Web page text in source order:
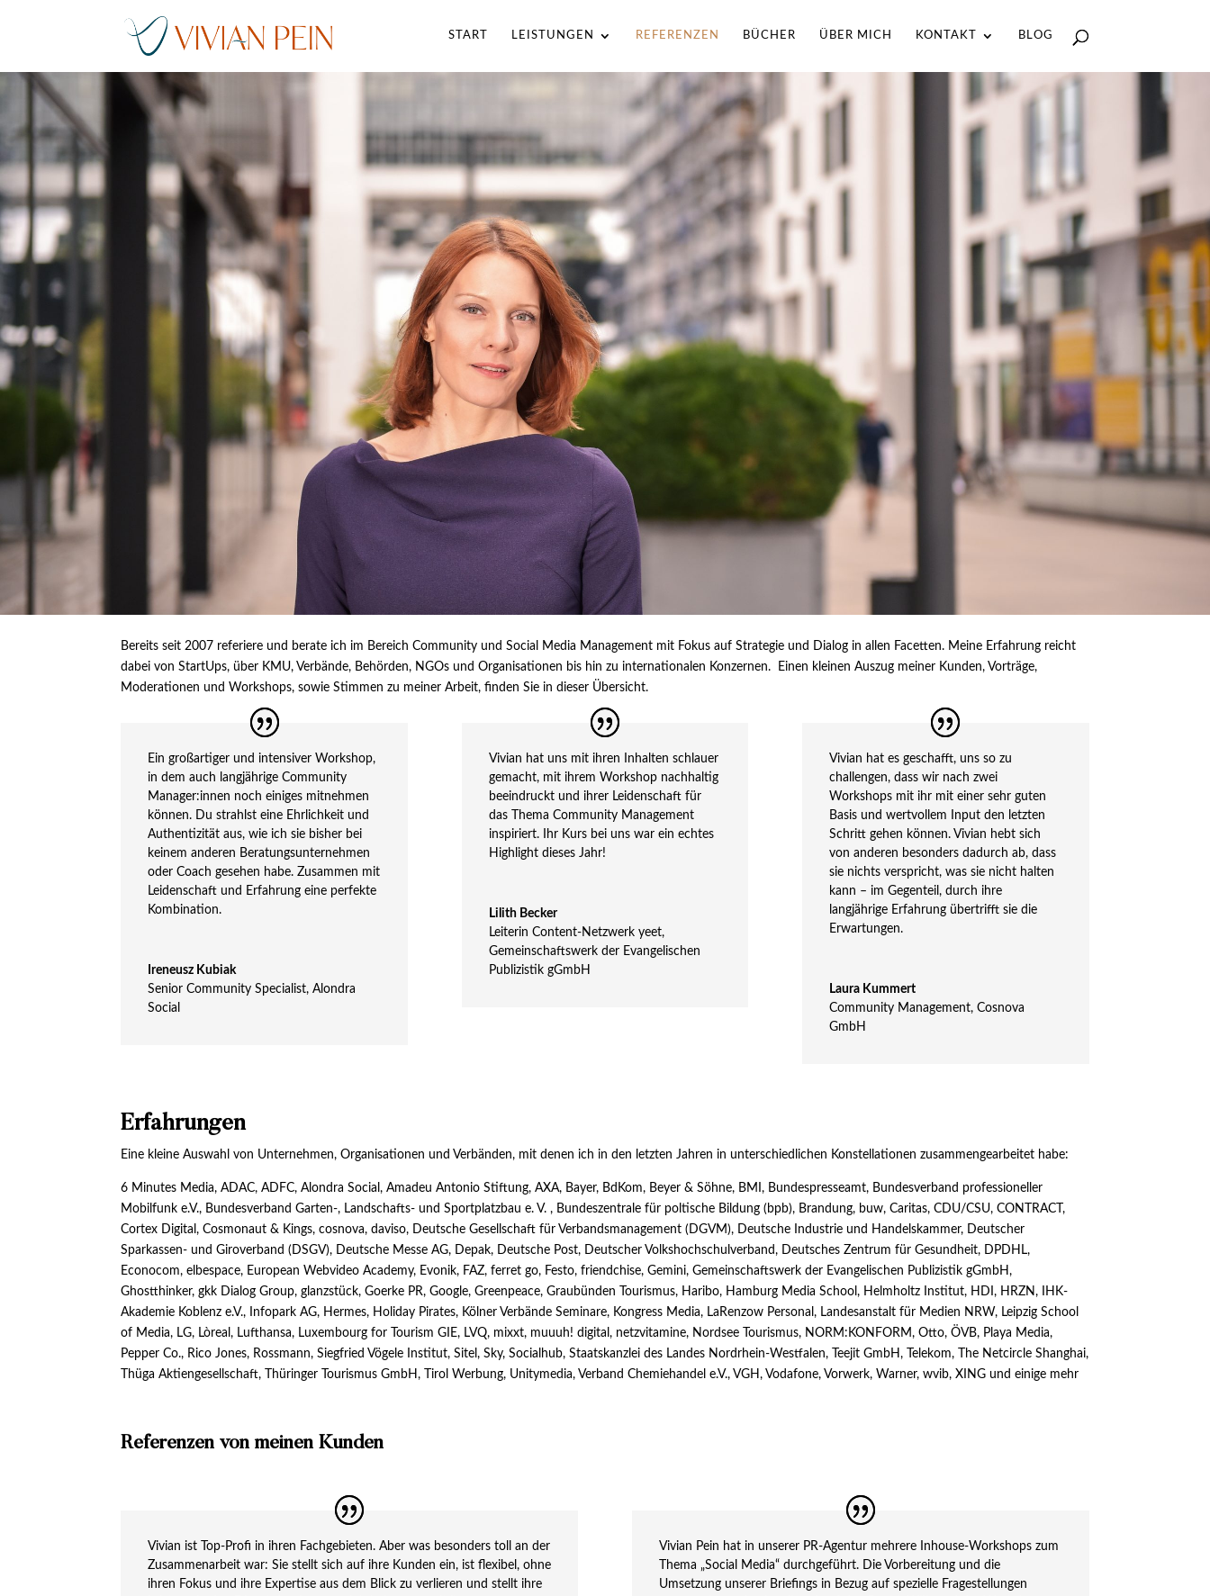
START LEISTUNGEN REFERENZEN BÜCHER ÜBER MICH KONTAKT BLOG
Bereits seit 2007 referiere und berate ich im Bereich Community und Social Media Management mit Fokus auf Strategie und Dialog in allen Facetten. Meine Erfahrung reicht
dabei von StartUps, über KMU, Verbände, Behörden, NGOs und Organisationen bis hin zu internationalen Konzernen.
Einen kleinen Auszug meiner Kunden, Vorträge,
Moderationen und Workshops, sowie Stimmen zu meiner Arbeit, finden Sie in dieser Übersicht.
Ein großartiger und intensiver Workshop,
in dem auch langjährige Community
Manager:innen noch einiges mitnehmen
können. Du strahlst eine Ehrlichkeit und
Authentizität aus, wie ich sie bisher bei
keinem anderen Beratungsunternehmen
oder Coach gesehen habe. Zusammen mit
Leidenschaft und Erfahrung eine perfekte
Kombination.
Ireneusz Kubiak
Senior Community Specialist, Alondra
Social
Vivian hat uns mit ihren Inhalten schlauer
gemacht, mit ihrem Workshop nachhaltig
beeindruckt und ihrer Leidenschaft für
das Thema Community Management
inspiriert. Ihr Kurs bei uns war ein echtes
Highlight dieses Jahr!
Lilith Becker
Leiterin Content-Netzwerk yeet,
Gemeinschaftswerk der Evangelischen
Publizistik gGmbH
Vivian hat es geschafft, uns so zu
challengen, dass wir nach zwei
Workshops mit ihr mit einer sehr guten
Basis und wertvollem Input den letzten
Schritt gehen können. Vivian hebt sich
von anderen besonders dadurch ab, dass
sie nichts verspricht, was sie nicht halten
kann – im Gegenteil, durch ihre
langjährige Erfahrung übertrifft sie die
Erwartungen.
Laura Kummert
Community Management, Cosnova
GmbH
Erfahrungen
Eine kleine Auswahl von Unternehmen, Organisationen und Verbänden, mit denen ich in den letzten Jahren in unterschiedlichen Konstellationen zusammengearbeitet habe:
6 Minutes Media, ADAC, ADFC, Alondra Social, Amadeu Antonio Stiftung, AXA, Bayer, BdKom, Beyer & Söhne, BMI, Bundespresseamt, Bundesverband professioneller
Mobilfunk e.V., Bundesverband Garten-, Landschafts- und Sportplatzbau e. V. , Bundeszentrale für poltische Bildung (bpb), Brandung, buw, Caritas, CDU/CSU, CONTRACT,
Cortex Digital, Cosmonaut & Kings, cosnova, daviso, Deutsche Gesellschaft für Verbandsmanagement (DGVM), Deutsche Industrie und Handelskammer, Deutscher
Sparkassen- und Giroverband (DSGV), Deutsche Messe AG, Depak, Deutsche Post, Deutscher Volkshochschulverband, Deutsches Zentrum für Gesundheit, DPDHL,
Econocom, elbespace, European Webvideo Academy, Evonik, FAZ, ferret go, Festo, friendchise, Gemini, Gemeinschaftswerk der Evangelischen Publizistik gGmbH,
Ghostthinker, gkk Dialog Group, glanzstück, Goerke PR, Google, Greenpeace, Graubünden Tourismus, Haribo, Hamburg Media School, Helmholtz Institut, HDI, HRZN, IHK-
Akademie Koblenz e.V., Infopark AG, Hermes, Holiday Pirates, Kölner Verbände Seminare, Kongress Media, LaRenzow Personal, Landesanstalt für Medien NRW, Leipzig School
of Media, LG, Lòreal, Lufthansa, Luxembourg for Tourism GIE, LVQ, mixxt, muuuh! digital, netzvitamine, Nordsee Tourismus, NORM:KONFORM, Otto, ÖVB, Playa Media,
Pepper Co., Rico Jones, Rossmann, Siegfried Vögele Institut, Sitel, Sky, Socialhub, Staatskanzlei des Landes Nordrhein-Westfalen, Teejit GmbH, Telekom, The Netcircle Shanghai,
Thüga Aktiengesellschaft, Thüringer Tourismus GmbH, Tirol Werbung, Unitymedia, Verband Chemiehandel e.V., VGH, Vodafone, Vorwerk, Warner, wvib, XING und einige mehr
Referenzen von meinen Kunden
Vivian ist Top-Profi in ihren Fachgebieten. Aber was besonders toll an der
Zusammenarbeit war: Sie stellt sich auf ihre Kunden ein, ist flexibel, ohne
ihren Fokus und ihre Expertise aus dem Blick zu verlieren und stellt ihre
Vivian Pein hat in unserer PR-Agentur mehrere Inhouse-Workshops zum
Thema „Social Media“ durchgeführt. Die Vorbereitung und die
Umsetzung unserer Briefings in Bezug auf spezielle Fragestellungen